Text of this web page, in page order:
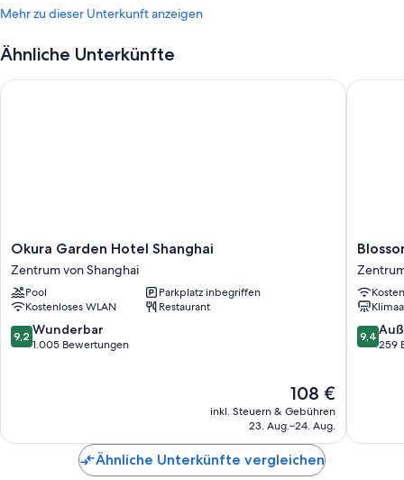
Mehr zu dieser Unterkunft anzeigen
Ähnliche Unterkünfte
Okura
Garden
Hotel
Shanghai
Zentrum
von
Shanghai
Okura Garden Hotel Shanghai
Zentrum von Shanghai
Pool
Parkplatz inbegriffen
Kostenloses WLAN
Restaurant
9.2
von
9,2 Wunderbar
1.005 Bewertungen
Der
Preis
beträgt
108 €
inkl. Steuern & Gebühren
23. Aug.–24. Aug.
Okura Garden Hotel Shanghai
Blossom
House
On
The
Bund
9.4
von
9,4
259
Ähnliche Unterkünfte vergleichen